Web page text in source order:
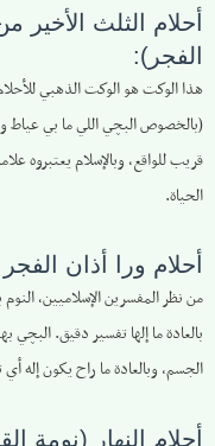
أحلام الثلث
الفجر):
هذا الوكت هو الوكت الذهبي
(بالخصوص البچي اللي ما بي عياط
قريب للواقع، وبالإسلام يعتبروه
الحياة.
أحلام ورا أذان
من نظر المفسرين الإسلاميين،
بالعادة ما إلها تفسير دقيق.
الجسم، وبالعادة ما راح يكون إله
أحلام النهار (نومة